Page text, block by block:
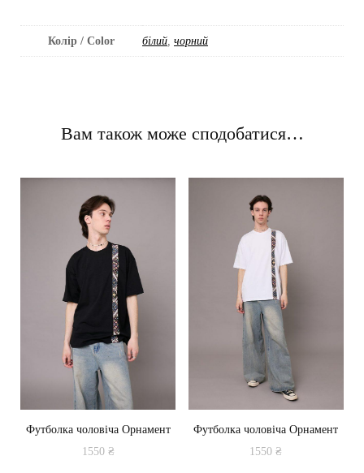
Колір / Color білий чорний
Вам також може сподобатися…
Футболка чоловіча Орнамент
1550 ₴
Футболка чоловіча Орнамент
1550₴